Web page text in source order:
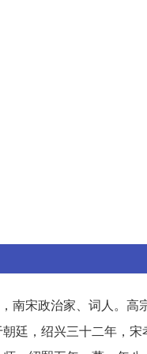
南宋政治家、词人。高
廷，绍兴三十二年，